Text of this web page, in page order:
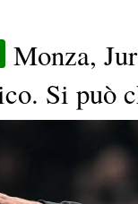
Monza,
Si può